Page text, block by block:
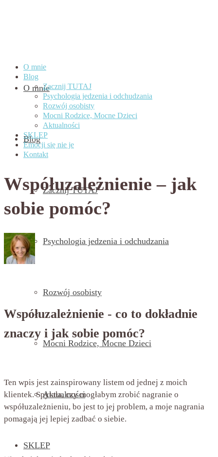
O mnie
Blog
Zacznij TUTAJ
Psychologia jedzenia i odchudzania
Rozwój osobisty
Mocni Rodzice, Mocne Dzieci
Aktualności
SKLEP
O mnie
Blog
Zacznij TUTAJ
Psychologia jedzenia i odchudzania
Rozwój osobisty
Mocni Rodzice, Mocne Dzieci
Aktualności
SKLEP
Emocji się nie je
Kontakt
Współuzależnienie – jak
sobie pomóc?
Współuzależnienie - co to dokładnie
znaczy i jak sobie pomóc?
Ten wpis jest zainspirowany listem od jednej z moich
klientek. Spytała, czy mogłabym zrobić nagranie o
współuzależnieniu, bo jest to jej problem, a moje nagrania
pomagają jej lepiej zadbać o siebie.